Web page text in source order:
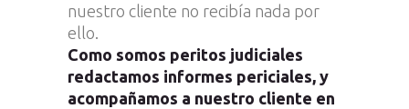
nuestro cliente no recibía nada por
ello.
Como somos peritos judiciales
redactamos informes periciales, y
acompañamos a nuestro cliente en